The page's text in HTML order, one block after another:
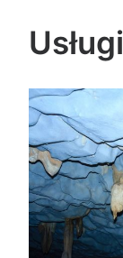
Usługi